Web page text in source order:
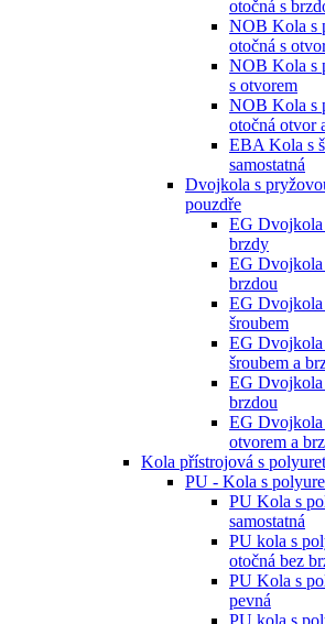
otočná s
NOB Kola s
otočná s
NOB Kola s
s otvorem
NOB Kola s
otočná otvor
EBA Kola s
samostatná
Dvojkola s
pouzdře
EG Dvojkola
brzdy
EG Dvojkola
brzdou
EG Dvojkola
šroubem
EG Dvojkola
šroubem a
EG Dvojkola
brzdou
EG Dvojkola
otvorem a
Kola přístrojová s
PU - Kola s
PU Kola s
samostatná
PU kola s
otočná bez
PU Kola s
pevná
PU kola s